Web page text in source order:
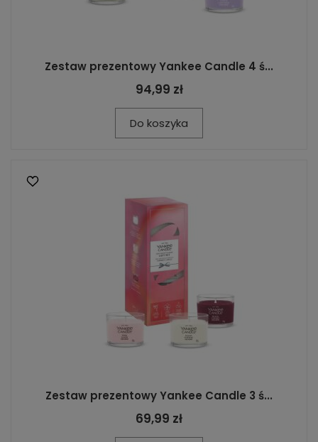
Zestaw prezentowy Yankee Candle 4 ś...
94,99 zł
Do koszyka
Zestaw prezentowy Yankee Candle 3 ś...
69,99 zł